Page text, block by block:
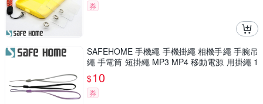
券
SAFEHOME 手機繩 手機掛繩 相機手繩 手腕吊
繩 手電筒 短掛繩 MP3 MP4 移動電源 用掛繩 1
3公分長 CPA017
$10
券